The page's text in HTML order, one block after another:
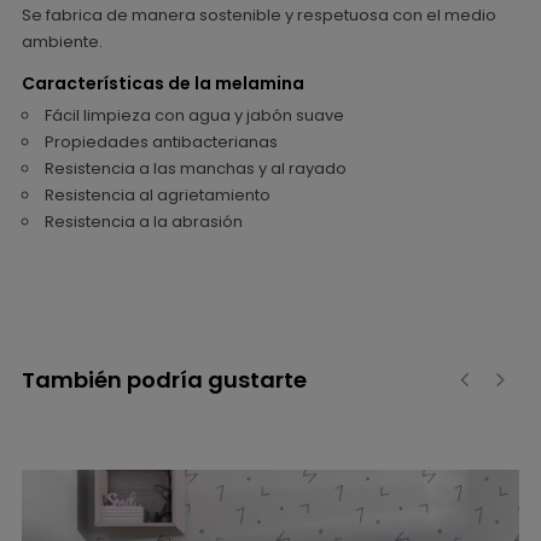
Se fabrica de manera sostenible y respetuosa con el medio
ambiente.
Características de la melamina
Fácil limpieza con agua y jabón suave
Propiedades antibacterianas
Resistencia a las manchas y al rayado
Resistencia al agrietamiento
Resistencia a la abrasión
También podría gustarte